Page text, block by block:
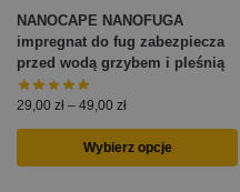
NANOCAPE NANOFUGA
impregnat do fug zabezpiecza
przed wodą grzybem i pleśnią
29,00 zł – 49,00 zł
Wybierz opcje